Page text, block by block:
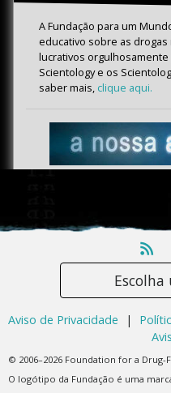
A Fundação para um
educativo sobre as
lucrativos
Scientology e os
saber mais, clique aqui.
Aviso de Privacidade |
© 2006–2026 Foundation for a
O logótipo da Fundação é uma